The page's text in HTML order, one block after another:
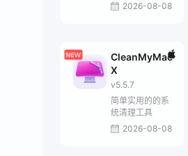
2026-08-08
CleanMyMac
X
v5.5.7
简单实用的的系
统清理工具
2026-08-08